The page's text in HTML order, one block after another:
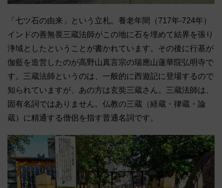
「七ツ石の由来」という立札。養老年間（717年-724年）
インドの善無畏三蔵法師がこの地に石を埋めて結界を張り
浄域としたということが書かれています。その後に行基が
伽藍を造営したのが高野山真言宗の瑞應山蓮華院弘明寺で
す。三蔵法師というのは、一般的に西遊記に登場するので
知られていますが、あの方は玄奘三蔵さん。三蔵法師は、
固有名詞ではありません。仏教の三蔵（経蔵・律蔵・論
蔵）に精通する僧侶を指す普通名詞です。